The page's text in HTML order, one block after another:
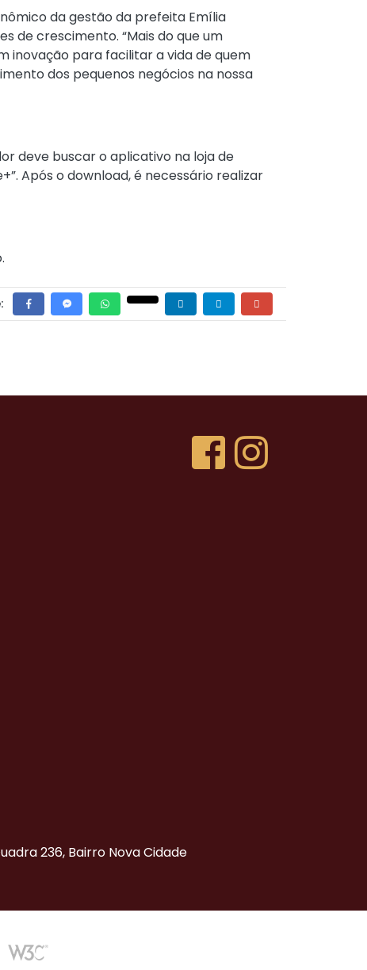
da gestão da prefeita Emília
de crescimento. “Mais do que um
inovação para facilitar a vida de quem
dos pequenos negócios na nossa
deve buscar o aplicativo na loja de
Após o download, é necessário realizar
236, Bairro Nova Cidade